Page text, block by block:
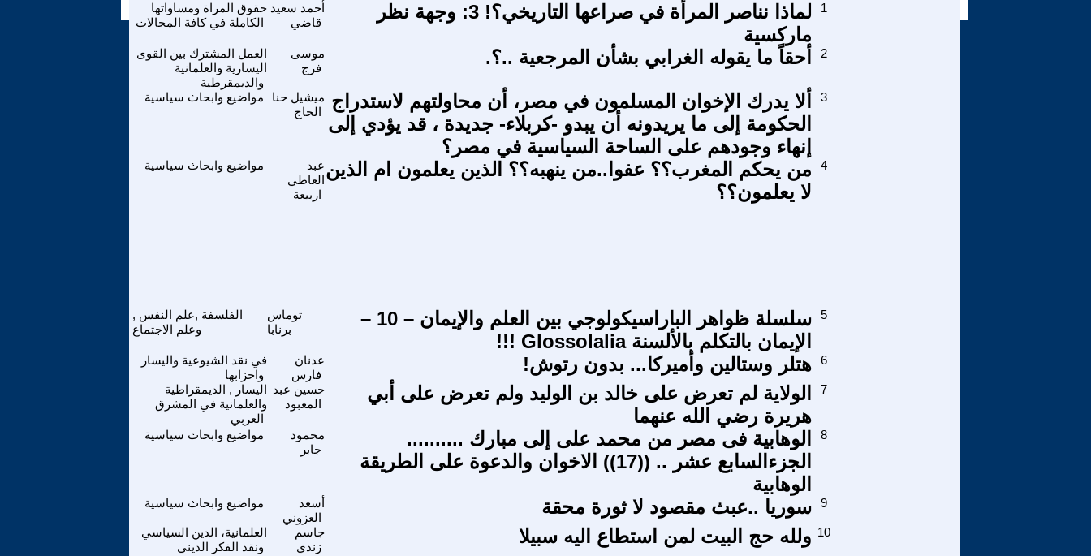
حقوق المراة ومساواتها
الكاملة في كافة المجالات
أحمد سعيد
قاضي
لماذا نناصر المرأة في صراعها التاريخي؟! 3: وجهة نظر
ماركسية
1
العمل المشترك بين القوى
اليسارية والعلمانية
والديمقرطية
موسى
فرج
أحقاً ما يقوله الغرابي بشأن المرجعية ..؟. 2
مواضيع وابحاث سياسية
ميشيل حنا
الحاج
ألا يدرك الإخوان المسلمون في مصر، أن محاولتهم لاستدراج
الحكومة إلى ما يريدونه أن يبدو -كربلاء- جديدة ، قد يؤدي إلى
إنهاء وجودهم على الساحة السياسية في مصر؟
3
مواضيع وابحاث سياسية
عبد
العاطي
اربيعة
من يحكم المغرب؟؟ عفوا..من ينهبه؟؟ الذين يعلمون ام الذين
لا يعلمون؟؟
4
الفلسفة ,علم النفس ,
وعلم الاجتماع
توماس
برنابا
سلسلة ظواهر الباراسيكولوجي بين العلم والإيمان – 10 –
الإيمان بالتكلم بالألسنة Glossolalia !!!
5
في نقد الشيوعية واليسار
واحزابها
عدنان
فارس
هتلر وستالين وأميركا... بدون رتوش! 6
اليسار , الديمقراطية
والعلمانية في المشرق
العربي
حسين عبد
المعبود
الولاية لم تعرض على خالد بن الوليد ولم تعرض على أبي
هريرة رضي الله عنهما
7
مواضيع وابحاث سياسية
محمود
جابر
الوهابية فى مصر من محمد على إلى مبارك ..........
الجزءالسابع عشر .. ((17)) الاخوان والدعوة على الطريقة
الوهابية
8
مواضيع وابحاث سياسية
أسعد
العزوني
سوريا ..عبث مقصود لا ثورة محقة 9
العلمانية، الدين السياسي
ونقد الفكر الديني
جاسم
زندي
ولله حج البيت لمن استطاع اليه سبيلا 10